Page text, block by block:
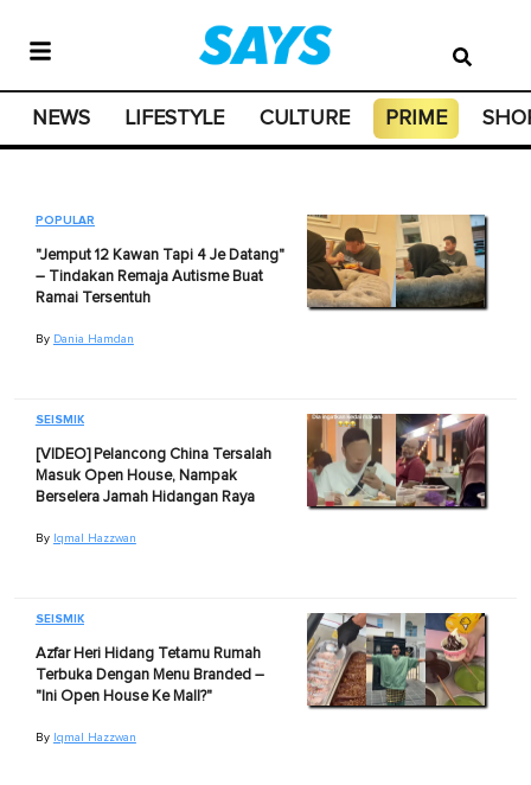
NEWS LIFESTYLE CULTURE PRIME
POPULAR
"Jemput 12 Kawan Tapi 4 Je Datang"
– Tindakan Remaja Autisme Buat
Ramai Tersentuh
By Dania Hamdan
SEISMIK
[VIDEO] Pelancong China Tersalah
Masuk Open House, Nampak
Berselera Jamah Hidangan Raya
By Iqmal Hazzwan
SEISMIK
Azfar Heri Hidang Tetamu Rumah
Terbuka Dengan Menu Branded –
"Ini Open House Ke Mall?"
By Iqmal Hazzwan